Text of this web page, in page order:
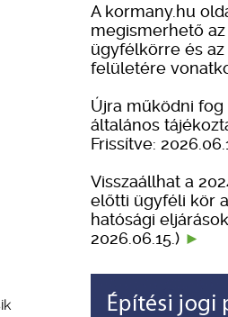
A kormany.hu
megismerhető
ügyfélkörre és az
felületére
Újra működni fog
általános
Frissítve:
Visszaállhat a
előtti ügyféli kör
hatósági
2026.06.15.)